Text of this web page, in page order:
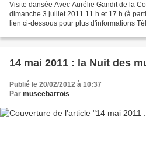
Visite dansée Avec Aurélie Gandit de la
dimanche 3 juillet 2011 11 h et 17 h (à
lien ci-dessous pour plus d'informations
14 mai 2011 : la Nuit des
Publié le 20/02/2012 à 10:37
Par museebarrois